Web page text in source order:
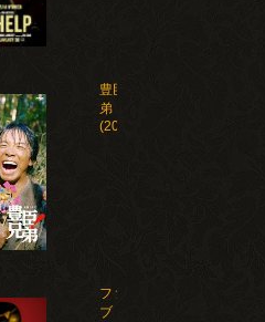
豊臣兄
弟！
(2026)
ファイ
ブ・ナ